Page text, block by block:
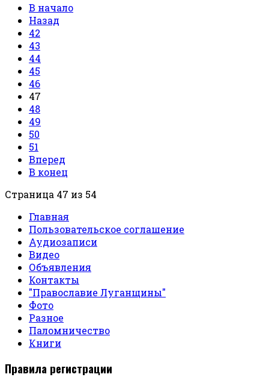
В начало
Назад
42
43
44
45
46
47
48
49
50
51
Вперед
В конец
Страница 47 из 54
Главная
Пользовательское соглашение
Аудиозаписи
Видео
Объявления
Контакты
"Православие Луганщины"
Фото
Разное
Паломничество
Книги
Правила регистрации